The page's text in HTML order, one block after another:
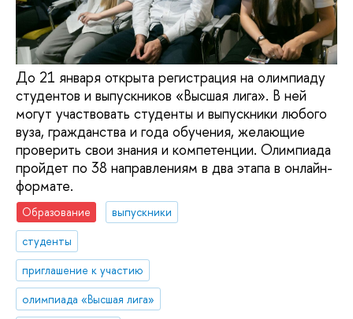
До 21 января открыта регистрация на олимпиаду
студентов и выпускников «Высшая лига». В ней
могут участвовать студенты и выпускники любого
вуза, гражданства и года обучения, желающие
проверить свои знания и компетенции. Олимпиада
пройдет по 38 направлениям в два этапа в онлайн-
формате.
Образование
выпускники
студенты
приглашение к участию
олимпиада «Высшая лига»